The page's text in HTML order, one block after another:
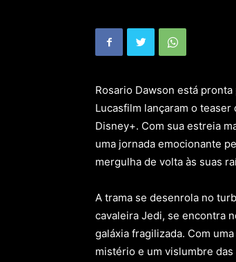
Rosario Dawson está
Lucasfilm lançaram o teaser
Disney+. Com sua estreia
uma jornada emocionante
mergulha de volta às suas
A trama se desenrola no
cavaleira Jedi, se encontra
galáxia fragilizada. Com
mistério e um vislumbre